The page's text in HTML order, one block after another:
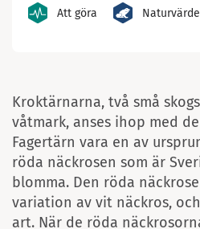
Att göra Naturvärde
Kroktärnarna, två små
våtmark, anses ihop med
Fagertärn vara en av
röda näckrosen som är
blomma. Den röda
variation av vit näckros,
art. När de röda